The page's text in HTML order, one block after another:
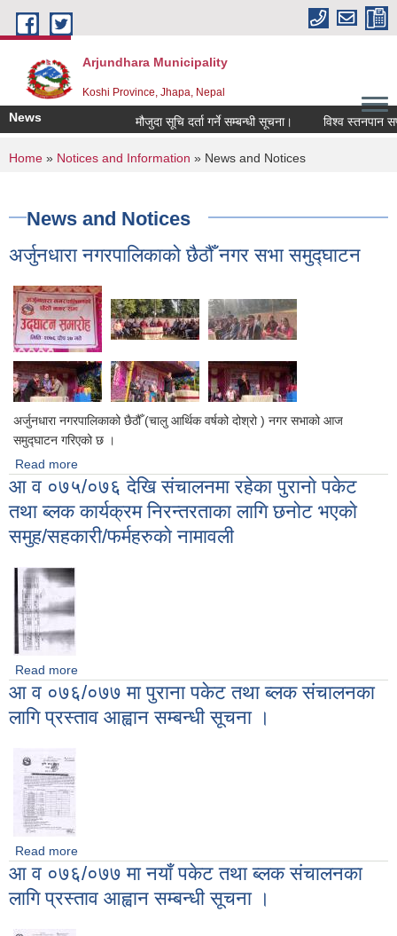
Skip to main content
Arjundhara Municipality
Koshi Province, Jhapa, Nepal
News मौजुदा सूचि दर्ता गर्ने सम्बन्धी सूचना। विश्व स्तनपान
You are here
Home » Notices and Information » News and Notices
News and Notices
अर्जुनधारा नगरपालिकाको छैठौँ नगर सभा समुद्घाटन
अर्जुनधारा नगरपालिकाको छैठौँ (चालु आर्थिक वर्षको दोश्रो ) नगर सभाको आज
समुद्घाटन गरिएको छ ।
Read more
आ व ०७५/०७६ देखि संचालनमा रहेका पुरानाे पकेट
तथा ब्लक कार्यक्रम निरन्तरताका लागि छनोट भएकाे
समुह/सहकारी/फर्महरुकाे नामावली
Read more
कार्यक्रम निरन्तरताका लागि छनोट भएकाे समुह/सहकारी/फर्महरुकाे नामावली
आ व ०७६/०७७ मा पुराना पकेट तथा ब्लक संचालनका
लागि प्रस्ताव आह्वान सम्बन्धी सूचना ।
Read more
प्रस्ताव आह्वान सम्बन्धी सूचना ।
आ व ०७६/०७७ मा नयाँ पकेट तथा ब्लक संचालनका
लागि प्रस्ताव आह्वान सम्बन्धी सूचना ।